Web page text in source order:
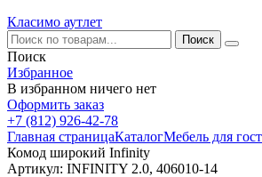
Класимо аутлет
Поиск
Избранное
В избранном ничего нет
Оформить заказ
+7 (812) 926-42-78
Главная страницаКаталогМебель для
Комод широкий Infinity
Артикул: INFINITY 2.0, 406010-14